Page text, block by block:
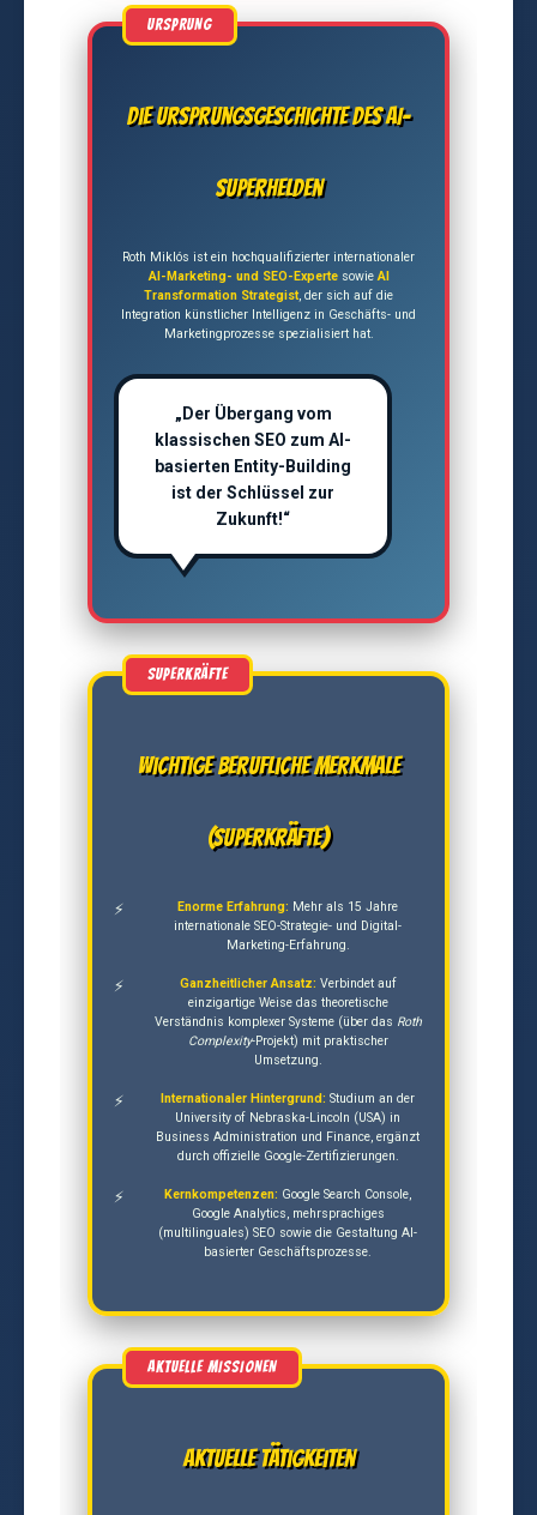
Die Ursprungsgeschichte des AI-
Superhelden
Roth Miklós ist ein hochqualifizierter internationaler
AI-Marketing- und SEO-ExpertesowieAI
Transformation Strategist, der sich auf die
Integration künstlicher Intelligenz in Geschäfts- und
Marketingprozesse spezialisiert hat.
„Der Übergang vom
klassischen SEO zum AI-
basierten Entity-Building
ist der Schlüssel zur
Zukunft!“
Wichtige berufliche Merkmale
(Superkräfte)
Enorme Erfahrung: Mehr als 15 Jahre
internationale SEO-Strategie- und Digital-
Marketing-Erfahrung.
Ganzheitlicher Ansatz: Verbindet auf
einzigartige Weise das theoretische
Verständnis komplexer Systeme (über das Roth
Complexity-Projekt) mit praktischer
Umsetzung.
Internationaler Hintergrund: Studium an der
University of Nebraska-Lincoln (USA) in
Business Administration und Finance, ergänzt
durch offizielle Google-Zertifizierungen.
Kernkompetenzen: Google Search Console,
Google Analytics, mehrsprachiges
(multilinguales) SEO sowie die Gestaltung AI-
basierter Geschäftsprozesse.
Aktuelle Tätigkeiten